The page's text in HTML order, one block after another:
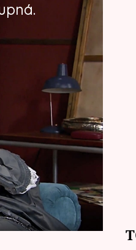
díky
nová
vás
situací.